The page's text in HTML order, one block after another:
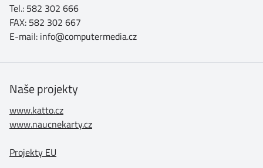
Tel.: 582 302 666
FAX: 582 302 667
E-mail: info@computermedia.cz
Naše projekty
www.katto.cz
www.naucnekarty.cz
Projekty EU